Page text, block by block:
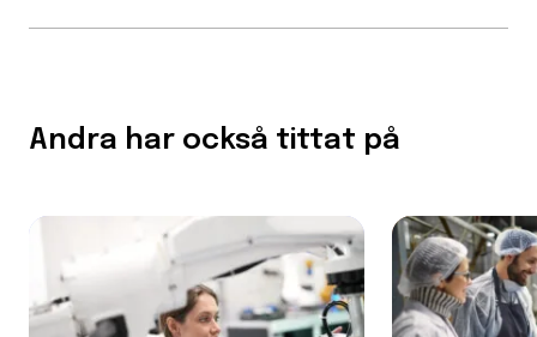
Andra har också tittat på